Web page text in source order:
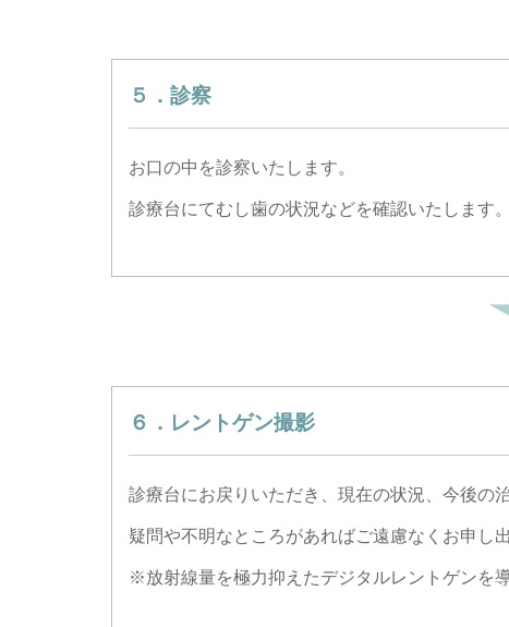
５．診察
お口の中を診察いたします。
診療台にてむし歯の状況などを確認いたします。
６．レントゲン撮影
診療台にお戻りいただき、現在の状況、今後の
疑問や不明なところがあればご遠慮なくお申し
※放射線量を極力抑えたデジタルレントゲンを